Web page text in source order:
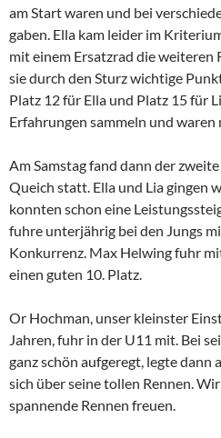
am Start waren und bei
gaben. Ella kam leider im
mit einem Ersatzrad die weiteren
sie durch den Sturz wichtige
Platz 12 für Ella und Platz 15 für
Erfahrungen sammeln und
Am Samstag fand dann der
Queich statt. Ella und Lia gingen
konnten schon eine
fuhre unterjährig bei den Jungs
Konkurrenz. Max Helwing fuhr
einen guten 10. Platz.
Or Hochman, unser kleinster
Jahren, fuhr in der U11 mit. Bei
ganz schön aufgeregt, legte dann
sich über seine tollen Rennen.
spannende Rennen freuen.